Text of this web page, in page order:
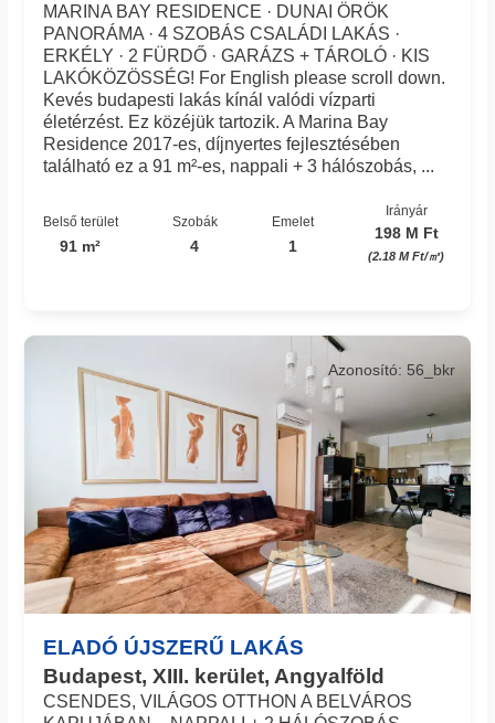
MARINA BAY RESIDENCE · DUNAI ÖRÖK
PANORÁMA · 4 SZOBÁS CSALÁDI LAKÁS ·
ERKÉLY · 2 FÜRDŐ · GARÁZS + TÁROLÓ · KIS
LAKÓKÖZÖSSÉG! For English please scroll down.
Kevés budapesti lakás kínál valódi vízparti
életérzést. Ez közéjük tartozik. A Marina Bay
Residence 2017-es, díjnyertes fejlesztésében
található ez a 91 m²-es, nappali + 3 hálószobás, ...
Belső terület
91 m²
Szobák
4
Emelet
1
Irányár
198 M Ft
(2.18 M Ft/㎡)
ELADÓ ÚJSZERŰ LAKÁS
Budapest, XIII. kerület, Angyalföld
Azonosító: 56_bkr
CSENDES, VILÁGOS OTTHON A BELVÁROS